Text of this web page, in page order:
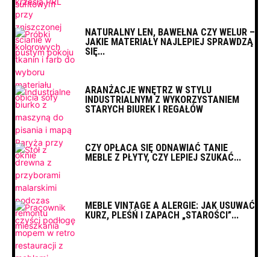
NATURALNY LEN, BAWEŁNA CZY WELUR –
JAKIE MATERIAŁY NAJLEPIEJ SPRAWDZĄ
SIĘ...
ARANŻACJE WNĘTRZ W STYLU
INDUSTRIALNYM Z WYKORZYSTANIEM
STARYCH BIUREK I REGAŁÓW
CZY OPŁACA SIĘ ODNAWIAĆ TANIE
MEBLE Z PŁYTY, CZY LEPIEJ SZUKAĆ...
MEBLE VINTAGE A ALERGIE: JAK USUWAĆ
KURZ, PLEŚŃ I ZAPACH „STAROŚCI”...